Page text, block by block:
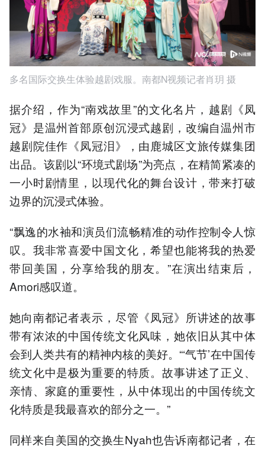
多名国际交换生体验越剧戏服。南都N视频记者肖玥 摄
据介绍，作为“南戏故里”的文化名片，越剧《凤
冠》是温州首部原创沉浸式越剧，改编自温州市
越剧院佳作《凤冠泪》，由鹿城区文旅传媒集团
出品。该剧以“环境式剧场”为亮点，在精简紧凑的
一小时剧情里，以现代化的舞台设计，带来打破
边界的沉浸式体验。
“飘逸的水袖和演员们流畅精准的动作控制令人惊
叹。我非常喜爱中国文化，希望也能将我的热爱
带回美国，分享给我的朋友。”在演出结束后，
Amori感叹道。
她向南都记者表示，尽管《凤冠》所讲述的故事
带有浓浓的中国传统文化风味，她依旧从其中体
会到人类共有的精神内核的美好。“‘气节’在中国传
统文化中是极为重要的特质。故事讲述了正义、
亲情、家庭的重要性，从中体现出的中国传统文
化特质是我最喜欢的部分之一。”
同样来自美国的交换生Nyah也告诉南都记者，在